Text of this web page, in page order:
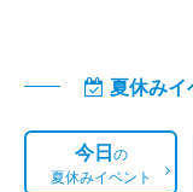
夏休みイ
今日の
夏休みイベント